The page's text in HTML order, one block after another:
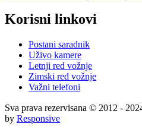
Korisni linkovi
Postani saradnik
Uživo kamere
Letnji red vožnje
Zimski red vožnje
Važni telefoni
Sva prava rezervisana © 2012 -
by Responsive